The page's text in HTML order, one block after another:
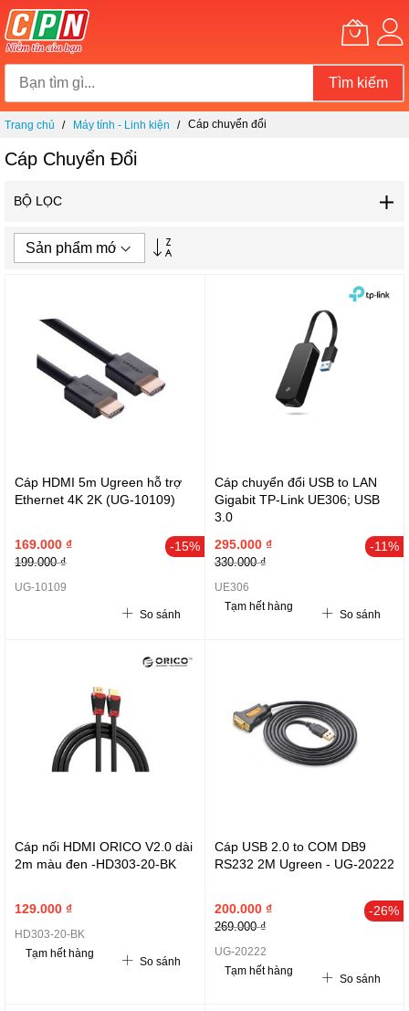
Tìm kiếm
Chuyển
nội
Trang chủ Máy tính - Linh kiện Cáp chuyển đổi
Cáp Chuyển Đổi
BỘ LỌC
lập
Cáp HDMI 5m Ugreen hỗ trợ
Ethernet 4K 2K (UG-10109)
-15%
169.000 ₫
199.000 ₫
UG-10109
So sánh
Cáp chuyển đổi USB to LAN
Gigabit TP-Link UE306; USB
3.0
-11%
295.000 ₫
330.000 ₫
UE306
Tạm hết hàng
So sánh
Cáp nối HDMI ORICO V2.0 dài
2m màu đen -HD303-20-BK
129.000 ₫
HD303-20-BK
Tạm hết hàng
So sánh
Cáp USB 2.0 to COM DB9
RS232 2M Ugreen - UG-20222
-26%
200.000 ₫
269.000 ₫
UG-20222
Tạm hết hàng
So sánh